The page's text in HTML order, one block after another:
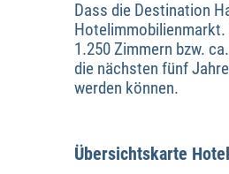
Dass die Destination
Hotelimmobilienmarkt.
1.250 Zimmern bzw.
die nächsten fünf
werden können.